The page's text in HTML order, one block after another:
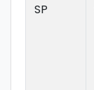
SP